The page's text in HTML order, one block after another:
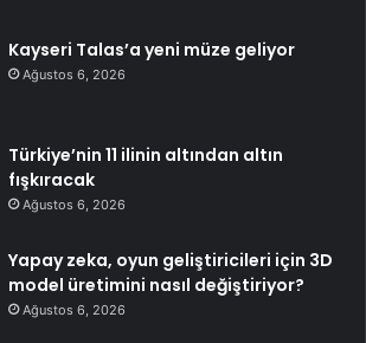
Kayseri Talas’a yeni müze geliyor
Ağustos 6, 2026
Türkiye’nin 11 ilinin altından altın
fışkıracak
Ağustos 6, 2026
Yapay zeka, oyun geliştiricileri için 3D
model üretimini nasıl değiştiriyor?
Ağustos 6, 2026